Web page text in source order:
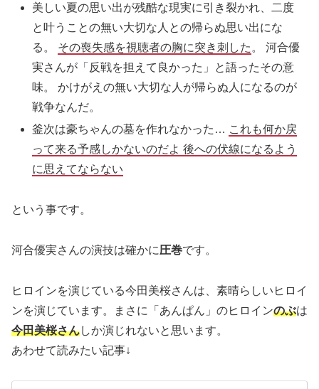
美しい夏の思い出が残酷な現実に引き裂かれ、二度
と叶うことの無い大切な人との帰らぬ思い出にな
る。 その喪失感を視聴者の胸に突き刺した 。 河合優
実さんが「反戦を担えて良かった」と語ったその意
味。 かけがえの無い大切な人が帰らぬ人になるのが
戦争なんだ。
釜次は豪ちゃんの墓を作れなかった… これも何か戻
って来る予感しかないのだよ 後への伏線になるよう
に思えてならない
という事です。
河合優実さんの演技は確かに圧巻です。
ヒロインを演じている今田美桜さんは、素晴らしいヒロイ
ンを演じています。まさに「あんぱん」のヒロインのぶは
今田美桜さんしか演じれないと思います。
あわせて読みたい記事↓